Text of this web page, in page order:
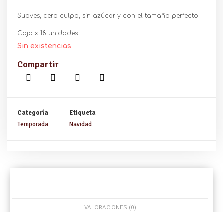
Suaves, cero culpa, sin azúcar y con el tamaño perfecto
Caja x 18 unidades
Sin existencias
Compartir
Categoría
Temporada
Etiqueta
Navidad
VALORACIONES (0)